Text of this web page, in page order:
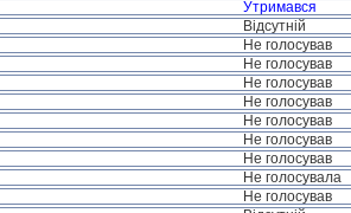
Утримався
Відсутній
Не голосував
Не голосував
Не голосував
Не голосував
Не голосував
Не голосував
Не голосував
Не голосувала
Не голосував